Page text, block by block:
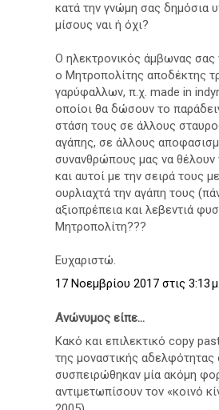
κατά την γνώμη σας δημόσια
μίσους ναι ή όχι?
Ο ηλεκτρονικός άμβωνας σας
ο Μητροπολίτης αποδέκτης
γαρύφαλλων, π.χ. made in
οποίοι θα δώσουν το
στάση τους σε άλλους
αγάπης, σε άλλους
συνανθρώπους μας να
και αυτοί με την σειρά τους
ουρλιαχτά την αγάπη τους
αξιοπρέπεια και λεβεντιά
Μητροπολίτη???
Ευχαριστώ.
17 Νοεμβρίου 2017 στις 3:13
Ανώνυμος είπε...
Κακό και επιλεκτικό copy
της μοναστικής αδελφότητας
συσπειρώθηκαν μία ακόμη
αντιμετωπίσουν τον «κοινό